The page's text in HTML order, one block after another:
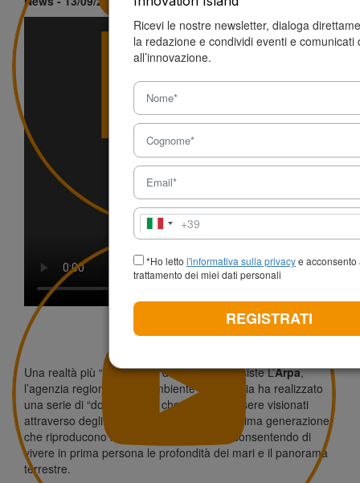
Una realtà più “immersiva” di questa non esiste L’Arpa,
l’agenzia regionale per l’Ambiente della Sicilia ha realizzato
una serie di “documentari” che possono essere visionati
attraverso degli “oculus” hi tech, visori di ultima generazione
che riproducono la realtà e l’aumentano, consentendo di
vivere in prima persona le profondità dei mari e il panorama
terrestre.
Ricevi le nostre newsletter, dialoga
la redazione e condividi eventi e comunicati
all’innovazione.
Italia
+39
+39
*Ho letto l'informativa sulla privacye acconsento
trattamento dei miei dati personali
REGISTRATI